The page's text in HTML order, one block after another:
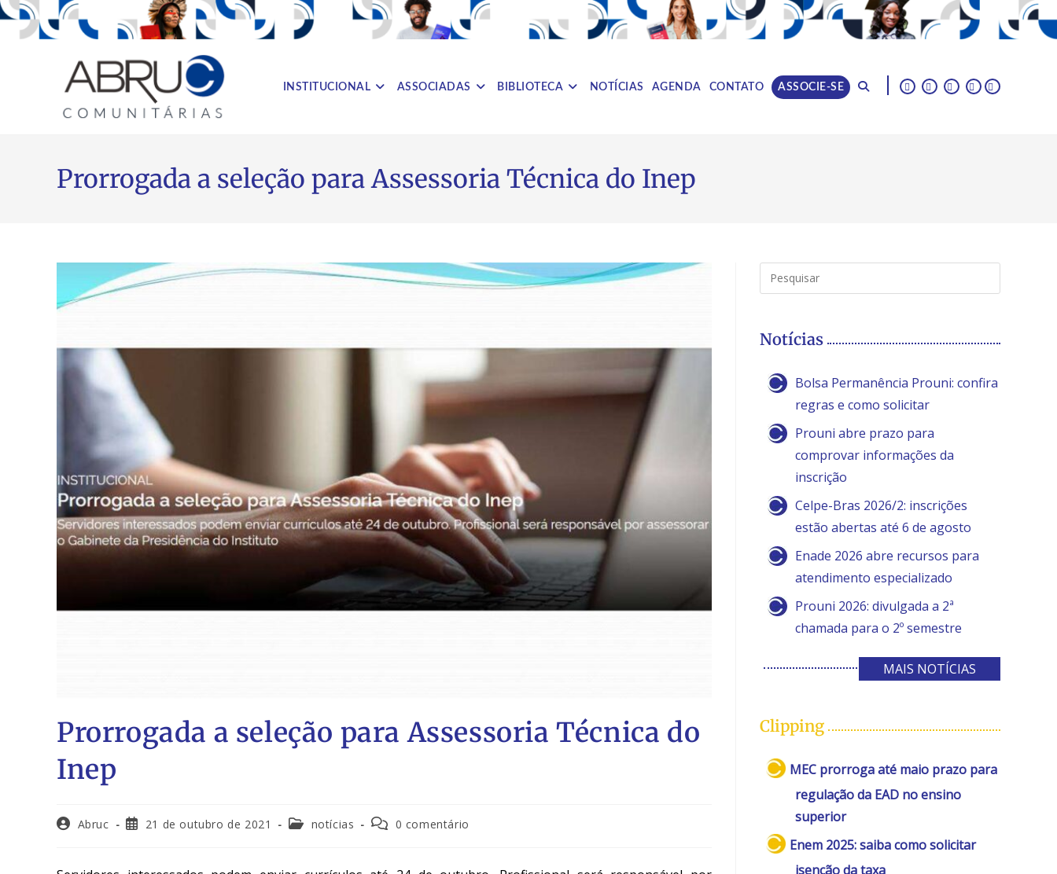
|
INSTITUCIONAL ASSOCIADAS BIBLIOTECA NOTÍCIAS AGENDA CONTATO ASSOCIE-SE
Prorrogada a seleção para Assessoria Técnica do Inep
Prorrogada a seleção para Assessoria Técnica do
Inep
Abruc 21 de outubro de 2021 notícias 0 comentário
Notícias
Bolsa Permanência Prouni: confira
regras e como solicitar
Prouni abre prazo para
comprovar informações da
inscrição
Celpe-Bras 2026/2: inscrições
estão abertas até 6 de agosto
Enade 2026 abre recursos para
atendimento especializado
Prouni 2026: divulgada a 2ª
chamada para o 2º semestre
MAIS NOTÍCIAS
Clipping
MEC prorroga até maio prazo para
regulação da EAD no ensino
superior
Enem 2025: saiba como solicitar
isenção da taxa